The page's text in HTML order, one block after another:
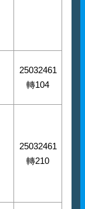
25032461
轉104
25032461
轉210